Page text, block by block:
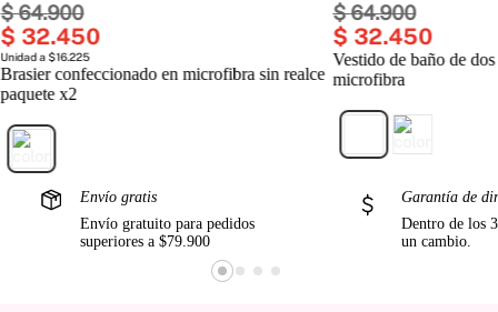
$64.900
$ 32.450
Unidad a $16.225
Brasier confeccionado en microfibra sin realce
paquete x2
$64.900
$ 32.450
Vestido de baño de
microfibra
Envío gratis
Envío gratuito para pedidos
superiores a $79.900
Garantía de
Dentro de los
un cambio.